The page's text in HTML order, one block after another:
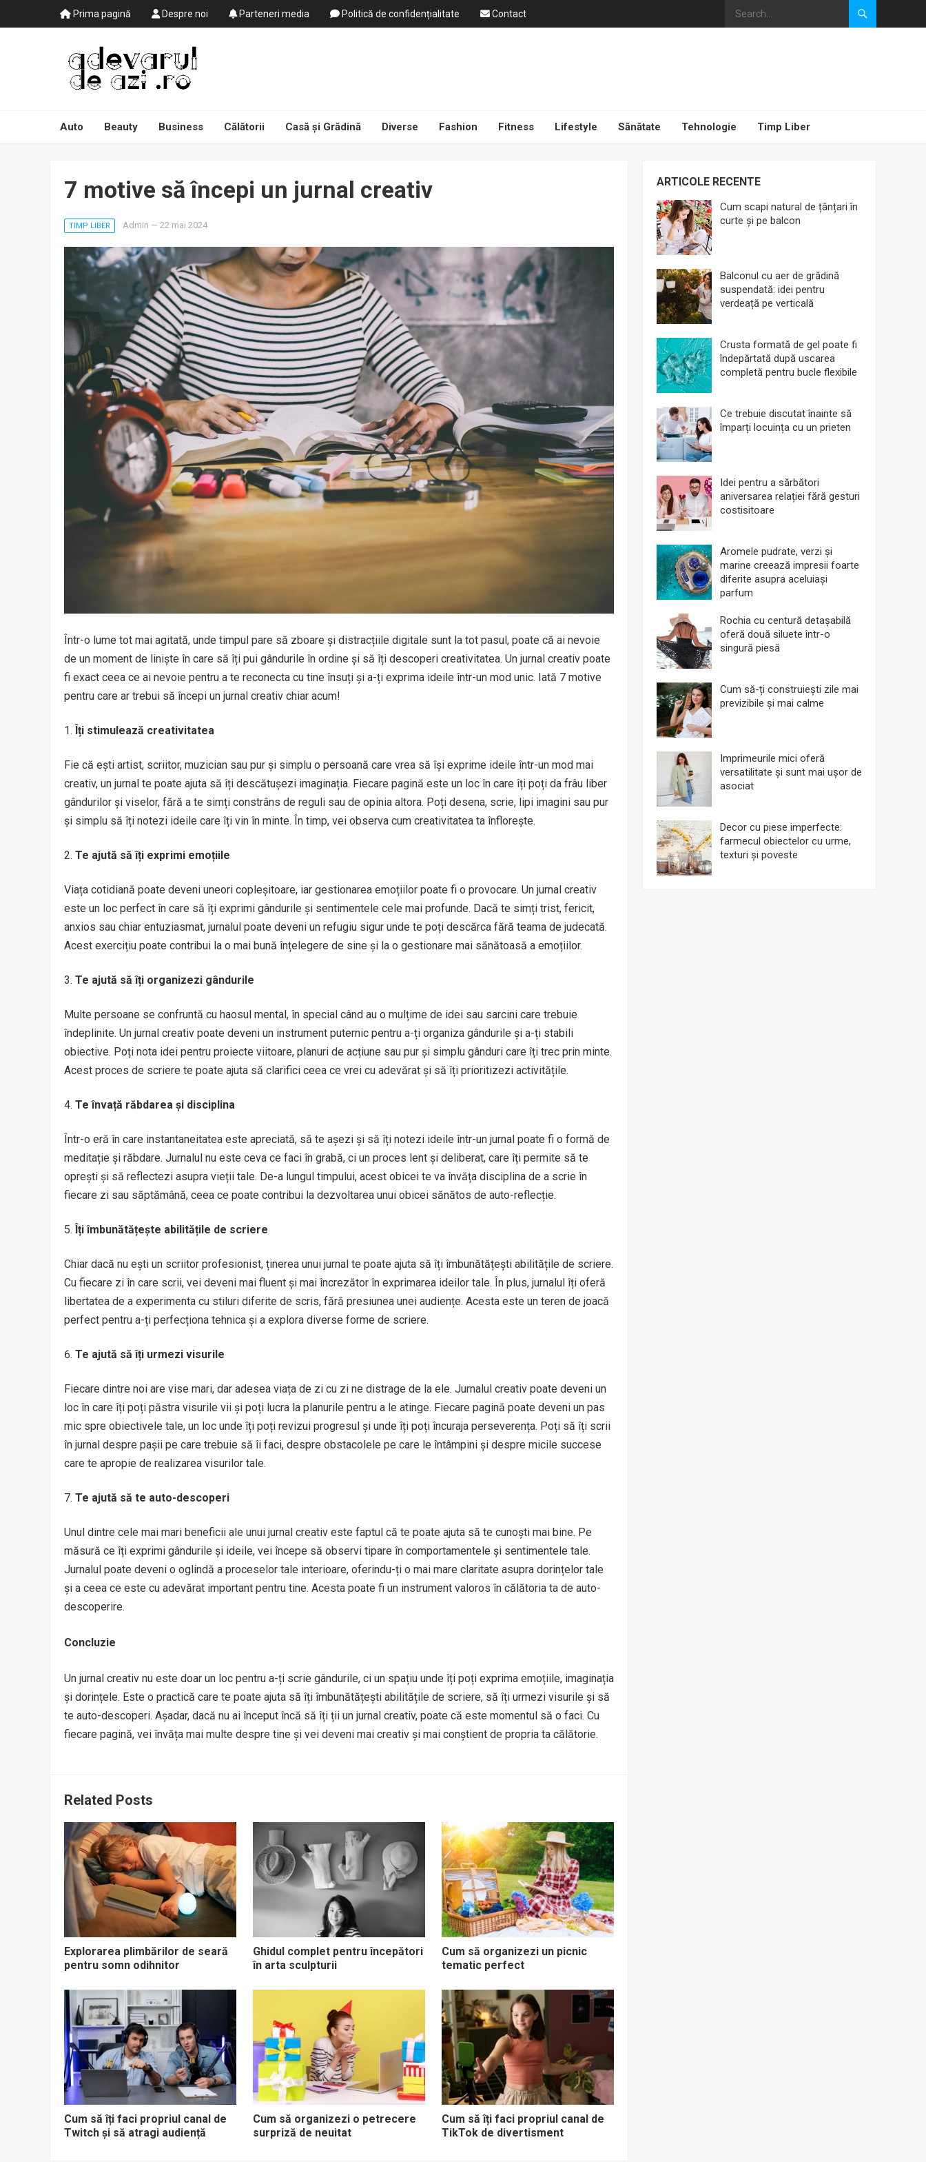
Prima pagină Despre noi Parteneri media Politică de confidențialitate Contact
Auto Beauty Business Călătorii Casă și Grădină Diverse Fashion Fitness Lifestyle Sănătate Tehnologie Timp Liber
7 motive să începi un jurnal creativ
TIMP LIBER Admin — 22 mai 2024
Într-o lume tot mai agitată, unde timpul pare să zboare și distracțiile digitale sunt la tot pasul, poate că ai nevoie
de un moment de liniște în care să îți pui gândurile în ordine și să îți descoperi creativitatea. Un jurnal creativ poate
fi exact ceea ce ai nevoie pentru a te reconecta cu tine însuți și a-ți exprima ideile într-un mod unic. Iată 7 motive
pentru care ar trebui să începi un jurnal creativ chiar acum!
Îți stimulează creativitatea
Fie că ești artist, scriitor, muzician sau pur și simplu o persoană care vrea să își exprime ideile într-un mod mai
creativ, un jurnal te poate ajuta să îți descătușezi imaginația. Fiecare pagină este un loc în care îți poți da frâu liber
gândurilor și viselor, fără a te simți constrâns de reguli sau de opinia altora. Poți desena, scrie, lipi imagini sau pur
și simplu să îți notezi ideile care îți vin în minte. În timp, vei observa cum creativitatea ta înflorește.
Te ajută să îți exprimi emoțiile
Viața cotidiană poate deveni uneori copleșitoare, iar gestionarea emoțiilor poate fi o provocare. Un jurnal creativ
este un loc perfect în care să îți exprimi gândurile și sentimentele cele mai profunde. Dacă te simți trist, fericit,
anxios sau chiar entuziasmat, jurnalul poate deveni un refugiu sigur unde te poți descărca fără teama de judecată.
Acest exercițiu poate contribui la o mai bună înțelegere de sine și la o gestionare mai sănătoasă a emoțiilor.
Te ajută să îți organizezi gândurile
Multe persoane se confruntă cu haosul mental, în special când au o mulțime de idei sau sarcini care trebuie
îndeplinite. Un jurnal creativ poate deveni un instrument puternic pentru a-ți organiza gândurile și a-ți stabili
obiective. Poți nota idei pentru proiecte viitoare, planuri de acțiune sau pur și simplu gânduri care îți trec prin minte.
Acest proces de scriere te poate ajuta să clarifici ceea ce vrei cu adevărat și să îți prioritizezi activitățile.
Te învață răbdarea și disciplina
Într-o eră în care instantaneitatea este apreciată, să te așezi și să îți notezi ideile într-un jurnal poate fi o formă de
meditație și răbdare. Jurnalul nu este ceva ce faci în grabă, ci un proces lent și deliberat, care îți permite să te
oprești și să reflectezi asupra vieții tale. De-a lungul timpului, acest obicei te va învăța disciplina de a scrie în
fiecare zi sau săptămână, ceea ce poate contribui la dezvoltarea unui obicei sănătos de auto-reflecție.
Îți îmbunătățește abilitățile de scriere
Chiar dacă nu ești un scriitor profesionist, ținerea unui jurnal te poate ajuta să îți îmbunătățești abilitățile de scriere.
Cu fiecare zi în care scrii, vei deveni mai fluent și mai încrezător în exprimarea ideilor tale. În plus, jurnalul îți oferă
libertatea de a experimenta cu stiluri diferite de scris, fără presiunea unei audiențe. Acesta este un teren de joacă
perfect pentru a-ți perfecționa tehnica și a explora diverse forme de scriere.
Te ajută să îți urmezi visurile
Fiecare dintre noi are vise mari, dar adesea viața de zi cu zi ne distrage de la ele. Jurnalul creativ poate deveni un
loc în care îți poți păstra visurile vii și poți lucra la planurile pentru a le atinge. Fiecare pagină poate deveni un pas
mic spre obiectivele tale, un loc unde îți poți revizui progresul și unde îți poți încuraja perseverența. Poți să îți scrii
în jurnal despre pașii pe care trebuie să îi faci, despre obstacolele pe care le întâmpini și despre micile succese
care te apropie de realizarea visurilor tale.
Te ajută să te auto-descoperi
Unul dintre cele mai mari beneficii ale unui jurnal creativ este faptul că te poate ajuta să te cunoști mai bine. Pe
măsură ce îți exprimi gândurile și ideile, vei începe să observi tipare în comportamentele și sentimentele tale.
Jurnalul poate deveni o oglindă a proceselor tale interioare, oferindu-ți o mai mare claritate asupra dorințelor tale
și a ceea ce este cu adevărat important pentru tine. Acesta poate fi un instrument valoros în călătoria ta de auto-
descoperire.
Concluzie
Un jurnal creativ nu este doar un loc pentru a-ți scrie gândurile, ci un spațiu unde îți poți exprima emoțiile, imaginația
și dorințele. Este o practică care te poate ajuta să îți îmbunătățești abilitățile de scriere, să îți urmezi visurile și să
te auto-descoperi. Așadar, dacă nu ai început încă să îți ții un jurnal creativ, poate că este momentul să o faci. Cu
fiecare pagină, vei învăța mai multe despre tine și vei deveni mai creativ și mai conștient de propria ta călătorie.
Related Posts
Explorarea plimbărilor de seară
pentru somn odihnitor
Ghidul complet pentru începători
în arta sculpturii
Cum să organizezi un picnic
tematic perfect
Cum să îți faci propriul canal de
Twitch și să atragi audiență
Cum să organizezi o petrecere
surpriză de neuitat
Cum să îți faci propriul canal de
TikTok de divertisment
ARTICOLE RECENTE
Cum scapi natural de țânțari în
curte și pe balcon
Balconul cu aer de grădină
suspendată: idei pentru
verdeață pe verticală
Crusta formată de gel poate fi
îndepărtată după uscarea
completă pentru bucle flexibile
Ce trebuie discutat înainte să
împarți locuința cu un prieten
Idei pentru a sărbători
aniversarea relației fără gesturi
costisitoare
Aromele pudrate, verzi și
marine creează impresii foarte
diferite asupra aceluiași
parfum
Rochia cu centură detașabilă
oferă două siluete într-o
singură piesă
Cum să-ți construiești zile mai
previzibile și mai calme
Imprimeurile mici oferă
versatilitate și sunt mai ușor de
asociat
Decor cu piese imperfecte:
farmecul obiectelor cu urme,
texturi și poveste